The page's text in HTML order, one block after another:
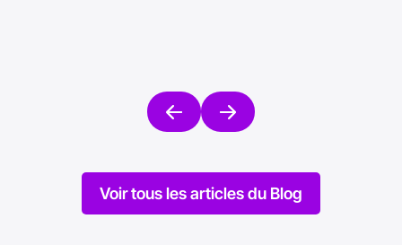
Voir tous les articles du Blog